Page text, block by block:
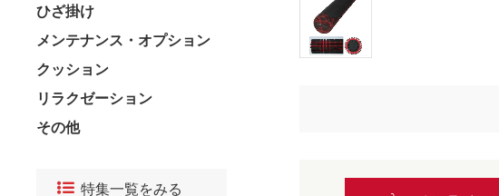
ひざ掛け
メンテナンス・オプション
クッション
リラクゼーション
その他
特集一覧をみる